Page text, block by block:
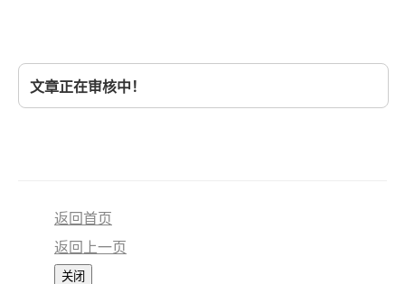
文章正在审核中！
返回首页
返回上一页
关闭